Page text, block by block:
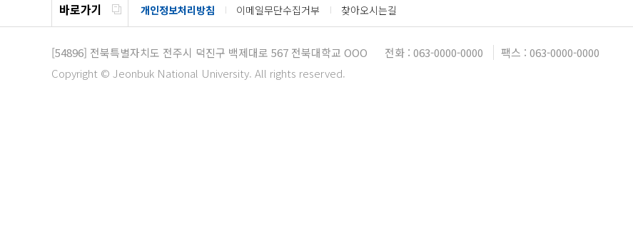
바로가기 개인정보처리방침 이메일무단수집거부 찾아오시는길
[54896] 전북특별자치도 전주시 덕진구 백제대로 567 전북대학교 OOO 전화 : 063-0000-0000
팩스 : 063-0000-0000
Copyright © Jeonbuk National University. All rights reserved.